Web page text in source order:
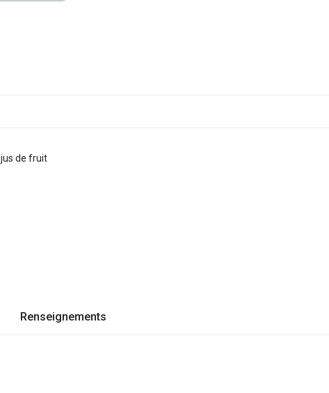
jus de fruit
Renseignements